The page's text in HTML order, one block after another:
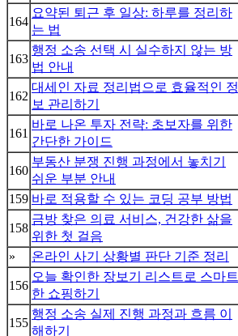
164
요약된 퇴근 후 일상: 하루를 정리하
는 법
163
행정 소송 선택 시 실수하지 않는 방
법 안내
162
대세인 자료 정리법으로 효율적인 정
보 관리하기
161
바로 나온 투자 전략: 초보자를 위한
간단한 가이드
160
부동산 분쟁 진행 과정에서 놓치기
쉬운 부분 안내
159 바로 적용할 수 있는 코딩 공부 방법
158
금방 찾은 의료 서비스, 건강한 삶을
위한 첫 걸음
» 온라인 사기 상황별 판단 기준 정리
156
오늘 확인한 장보기 리스트로 스마트
한 쇼핑하기
155
행정 소송 실제 진행 과정과 흐름 이
해하기